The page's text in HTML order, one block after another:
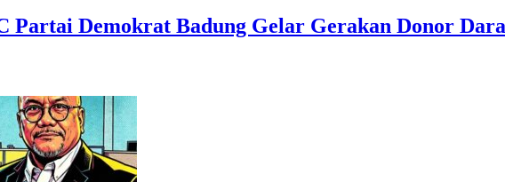
Partai Demokrat Badung Gelar Gerakan Donor